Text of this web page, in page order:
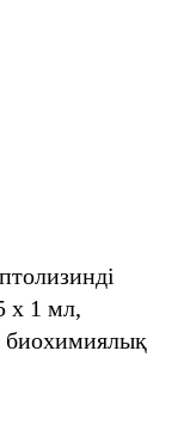
х 1 мл,
биохимиялық